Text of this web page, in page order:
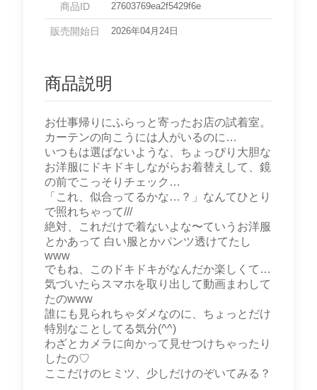
商品ID 27603769ea2f5429f6e
販売開始日 2026年04月24日
商品説明
お仕事帰りにふらっと寄ったお店の試着室。
カーテンの向こうには人がいるのに…
いつもは選ばないような、ちょっぴり大胆な
お洋服にドキドキしながらお着替えして、鏡
の前でこっそりチェック…
「これ、似合ってるかな…？」なんてひとり
で照れちゃって///
絶対、これだけで着ないよな〜ていうお洋服
とかあって 白い服とかパンツ透けてたし
www
でもね、このドキドキがなんだか楽しくて…
気づいたらスマホを取り出して動画まわして
たのwww
誰にも見られちゃダメなのに、ちょっとだけ
特別なことしてる気分(^^)
わざとカメラに向かって見せつけちゃったり
したの♡
ここだけのヒミツ、少しだけのぞいてみる？